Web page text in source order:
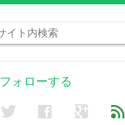
フォローする
twitter facebook google feed